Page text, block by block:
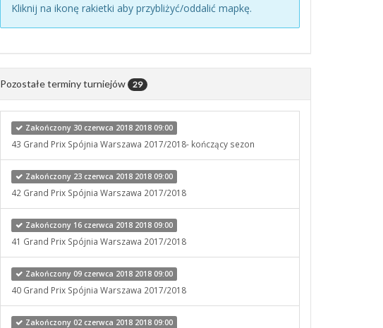
Kliknij na ikonę rakietki aby przybliżyć/oddalić mapkę.
Pozostałe terminy turniejów 29
Zakończony 30 czerwca 2018 2018 09:00
43 Grand Prix Spójnia Warszawa 2017/2018- kończący sezon
Zakończony 23 czerwca 2018 2018 09:00
42 Grand Prix Spójnia Warszawa 2017/2018
Zakończony 16 czerwca 2018 2018 09:00
41 Grand Prix Spójnia Warszawa 2017/2018
Zakończony 09 czerwca 2018 2018 09:00
40 Grand Prix Spójnia Warszawa 2017/2018
Zakończony 02 czerwca 2018 2018 09:00